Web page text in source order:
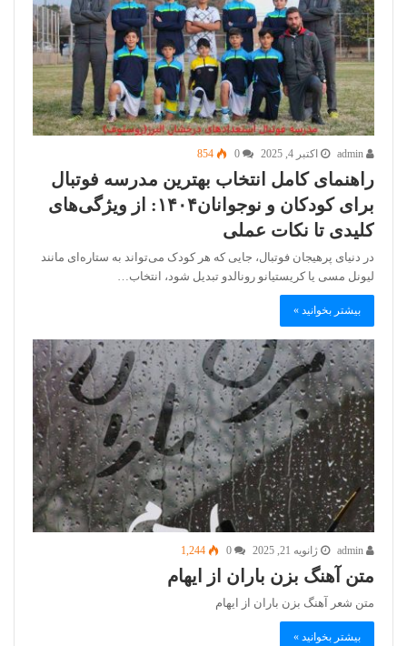
اکتبر 4, 2025 854
راهنمای کامل انتخاب بهترین مدرسه فوتبال
برای کودکان و نوجوانان۱۴۰۴: از ویژگی‌های
کلیدی تا نکات عملی
در دنیای پرهیجان فوتبال، جایی که هر کودک می‌تواند به ستاره‌ای مانند
لیونل مسی یا کریستیانو رونالدو تبدیل شود، انتخاب…
بیشتر بخوانید »
ژانویه 21, 2025 1,244
متن آهنگ بزن باران از ایهام
متن شعر آهنگ بزن باران از ایهام
بیشتر بخوانید »